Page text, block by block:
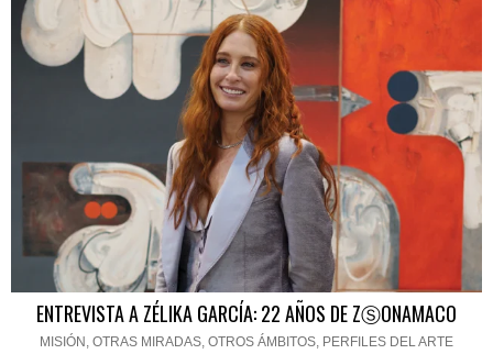
ENTREVISTA A ZÉLIKA GARCÍA: 22 AÑOS DE ZⓈONAMACO
MISIÓN , OTRAS MIRADAS, OTROS ÁMBITOS, PERFILES DEL ARTE